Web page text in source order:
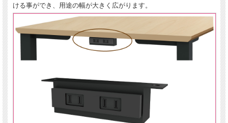
ける事ができ、用途の幅が大きく広がります。